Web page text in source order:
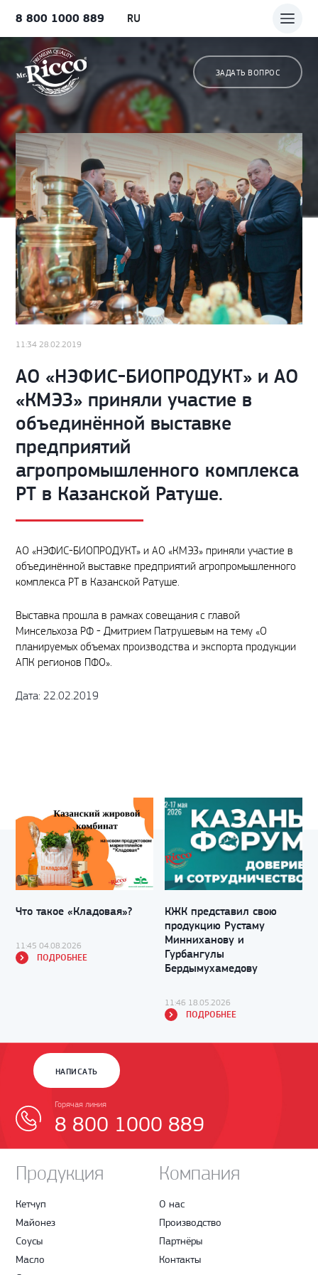
8 800 1000 889 RU
ЗАДАТЬ ВОПРОС
11:34 28.02.2019
АО «НЭФИС-БИОПРОДУКТ» и АО
«КМЭЗ» приняли участие в
объединённой выставке
предприятий
агропромышленного комплекса
РТ в Казанской Ратуше.
АО «НЭФИС-БИОПРОДУКТ» и АО «КМЭЗ» приняли участие в
объединённой выставке предприятий агропромышленного
комплекса РТ в Казанской Ратуше.
Выставка прошла в рамках совещания с главой
Минсельхоза РФ - Дмитрием Патрушевым на тему «О
планируемых объемах производства и экспорта продукции
АПК регионов ПФО».
Дата: 22.02.2019
Что такое «Кладовая»?
11:45 04.08.2026
ПОДРОБНЕЕ
КЖК представил свою
продукцию Рустаму
Минниханову и
Гурбангулы
Бердымухамедову
11:46 18.05.2026
ПОДРОБНЕЕ
НАПИСАТЬ
Горячая линия
8 800 1000 889
Продукция
Кетчуп
Майонез
Соусы
Масло
Компания
О нас
Производство
Партнёры
Контакты